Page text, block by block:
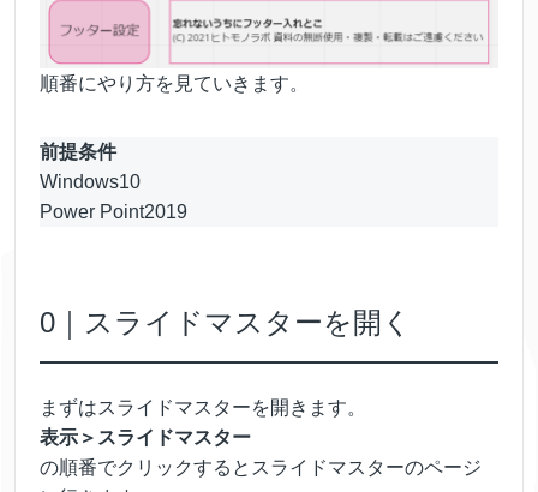
順番にやり方を見ていきます。
前提条件
Windows10
Power Point2019
0｜スライドマスターを開く
まずはスライドマスターを開きます。
表示＞スライドマスター
の順番でクリックするとスライドマスターのページ